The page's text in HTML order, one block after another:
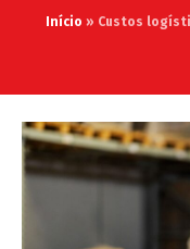
Início » Custos